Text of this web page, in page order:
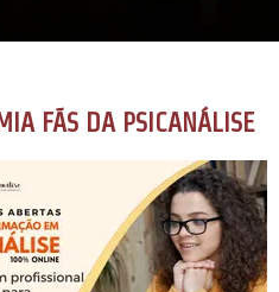
FÃS DA PSICANÁLISE